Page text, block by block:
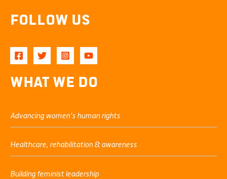
Follow Us
What We Do
Advancing women’s human rights
Healthcare, rehabilitation & awareness
Building feminist leadership